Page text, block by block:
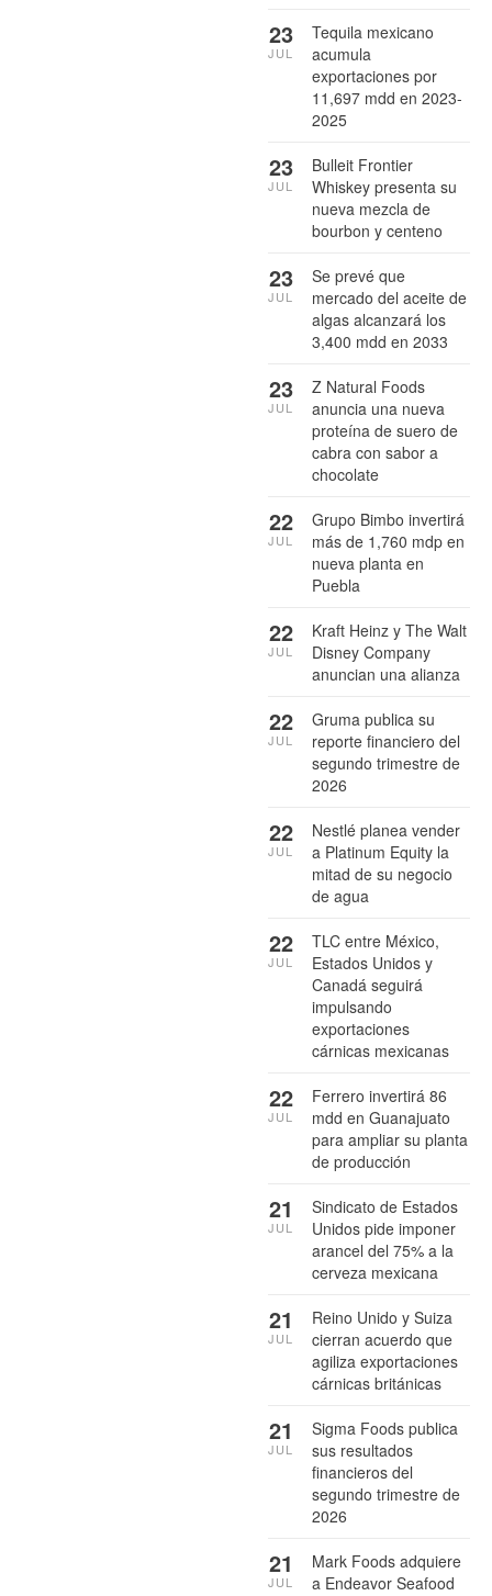
Tequila mexicano
acumula
exportaciones por
11,697 mdd en 2023-
2025
23
JUL
Bulleit Frontier
Whiskey presenta su
nueva mezcla de
bourbon y centeno
23
JUL
Se prevé que
mercado del aceite de
algas alcanzará los
3,400 mdd en 2033
23
JUL
Z Natural Foods
anuncia una nueva
proteína de suero de
cabra con sabor a
chocolate
23
JUL
Grupo Bimbo invertirá
más de 1,760 mdp en
nueva planta en
Puebla
22
JUL
Kraft Heinz y The Walt
Disney Company
anuncian una alianza
22
JUL
Gruma publica su
reporte financiero del
segundo trimestre de
2026
22
JUL
Nestlé planea vender
a Platinum Equity la
mitad de su negocio
de agua
22
JUL
TLC entre México,
Estados Unidos y
Canadá seguirá
impulsando
exportaciones
cárnicas mexicanas
22
JUL
Ferrero invertirá 86
mdd en Guanajuato
para ampliar su planta
de producción
22
JUL
Sindicato de Estados
Unidos pide imponer
arancel del 75% a la
cerveza mexicana
21
JUL
Reino Unido y Suiza
cierran acuerdo que
agiliza exportaciones
cárnicas británicas
21
JUL
Sigma Foods publica
sus resultados
financieros del
segundo trimestre de
2026
21
JUL
Mark Foods adquiere
a Endeavor Seafood
21
JUL